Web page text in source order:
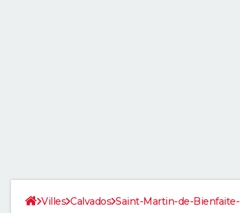
Villes Calvados Saint-Martin-de-